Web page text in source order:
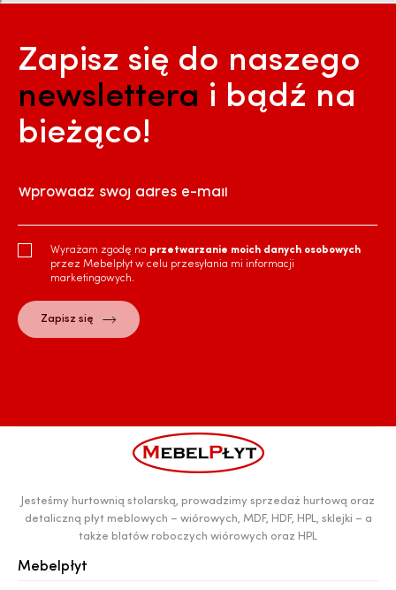
Zapisz się do naszego
newslettera i bądź na
bieżąco!
Wprowadź swój adres e-mail
Wyrażam zgodę na przetwarzanie moich danych osobowych
przez Mebelpłyt w celu przesyłania mi informacji
marketingowych.
Jesteśmy hurtownią stolarską, prowadzimy sprzedaż hurtową oraz
detaliczną płyt meblowych – wiórowych, MDF, HDF, HPL, sklejki – a
także blatów roboczych wiórowych oraz HPL
Mebelpłyt